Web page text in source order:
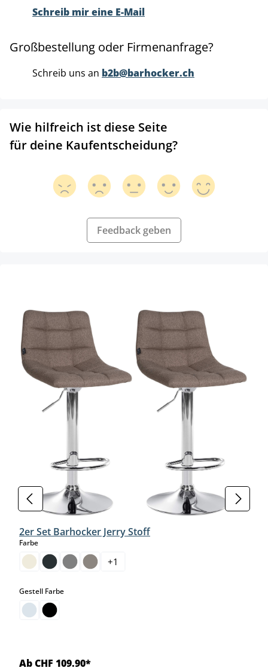
Schreib mir eine E-Mail
Großbestellung oder Firmenanfrage?
Schreib uns an b2b@barhocker.ch
Wie hilfreich ist diese Seite
für deine Kaufentscheidung?
Feedback geben
2er Set Barhocker Jerry Stoff
Farbeauswählen
+1
Gestell Farbeauswählen
Ab CHF 109.90*